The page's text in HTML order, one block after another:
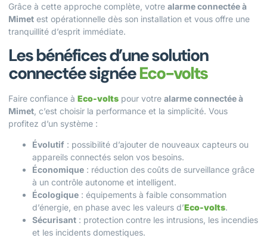
Grâce à cette approche complète, votre alarme connectée à
Mimet est opérationnelle dès son installation et vous offre une
tranquillité d’esprit immédiate.
Les bénéfices d’une solution
connectée signéeEco-volts
Faire confiance à Eco-volts pour votre alarme connectée à
Mimet , c’est choisir la performance et la simplicité. Vous
profitez d’un système :
Évolutif : possibilité d’ajouter de nouveaux capteurs ou
appareils connectés selon vos besoins.
Économique : réduction des coûts de surveillance grâce
à un contrôle autonome et intelligent.
Écologique : équipements à faible consommation
d’énergie, en phase avec les valeurs d’Eco-volts.
Sécurisant : protection contre les intrusions, les incendies
et les incidents domestiques.